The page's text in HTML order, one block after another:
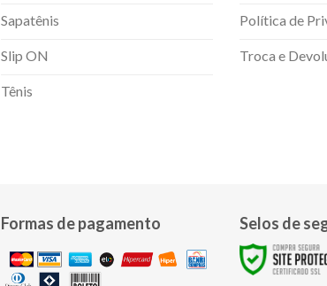
Sapatênis
Slip ON
Tênis
Política de
Troca e
Formas de pagamento Selos de